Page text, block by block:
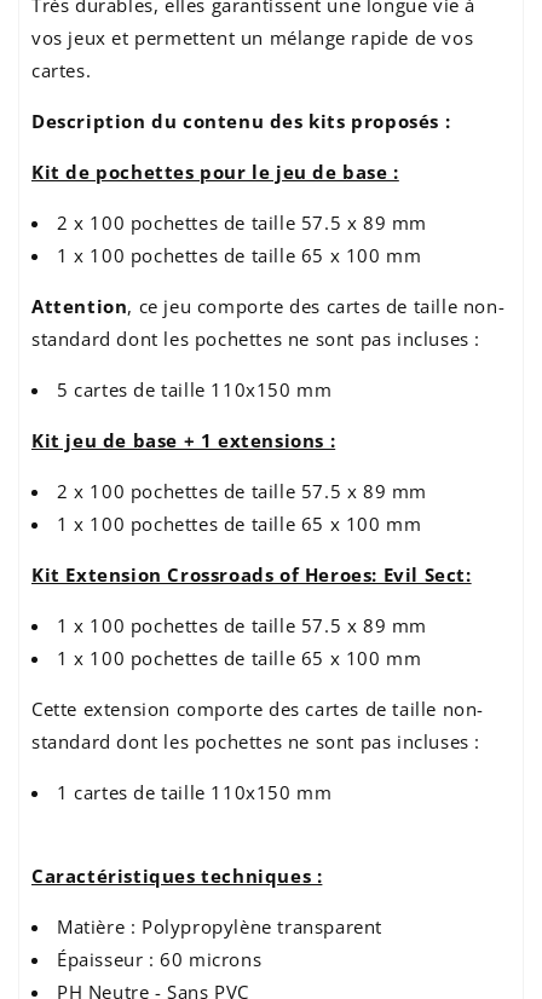
vos jeux et permettent un mélange rapide de vos
cartes.
Description du contenu des kits proposés :
Kit de pochettes pour le jeu de base :
2 x 100 pochettes de taille 57.5 x 89 mm
1 x 100 pochettes de taille 65 x 100 mm
Attention, ce jeu comporte des cartes de taille non-
standard dont les pochettes ne sont pas incluses :
5 cartes de taille 110x150 mm
Kit jeu de base + 1 extensions :
2 x 100 pochettes de taille 57.5 x 89 mm
1 x 100 pochettes de taille 65 x 100 mm
Kit Extension Crossroads of Heroes: Evil Sect:
1 x 100 pochettes de taille 57.5 x 89 mm
1 x 100 pochettes de taille 65 x 100 mm
Cette extension comporte des cartes de taille non-
standard dont les pochettes ne sont pas incluses :
1 cartes de taille 110x150 mm
Caractéristiques techniques :
Matière : Polypropylène transparent
Épaisseur : 60 microns
PH Neutre - Sans PVC